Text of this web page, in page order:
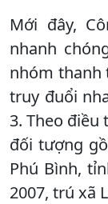
Mới đây,
nhanh
nhóm thanh
truy đuổi
3. Theo điều
đối tượng
Phú Bình,
2007, trú xã